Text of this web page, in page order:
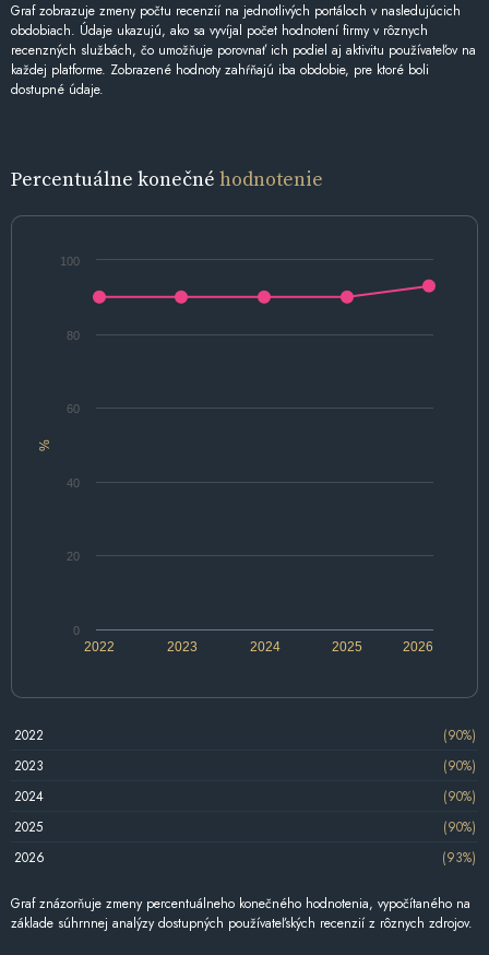
Graf zobrazuje zmeny počtu recenzií na jednotlivých portáloch v nasledujúcich
obdobiach. Údaje ukazujú, ako sa vyvíjal počet hodnotení firmy v rôznych
recenzných službách, čo umožňuje porovnať ich podiel aj aktivitu používateľov na
každej platforme. Zobrazené hodnoty zahŕňajú iba obdobie, pre ktoré boli
dostupné údaje.
Percentuálne konečné hodnotenie
%
2022 2024 2026
2023 2025
0
20
40
60
80
100
2022
(90%)
2023
(90%)
2024
(90%)
2025
(90%)
2026
(93%)
Graf znázorňuje zmeny percentuálneho konečného hodnotenia, vypočítaného na
základe súhrnnej analýzy dostupných používateľských recenzií z rôznych zdrojov.